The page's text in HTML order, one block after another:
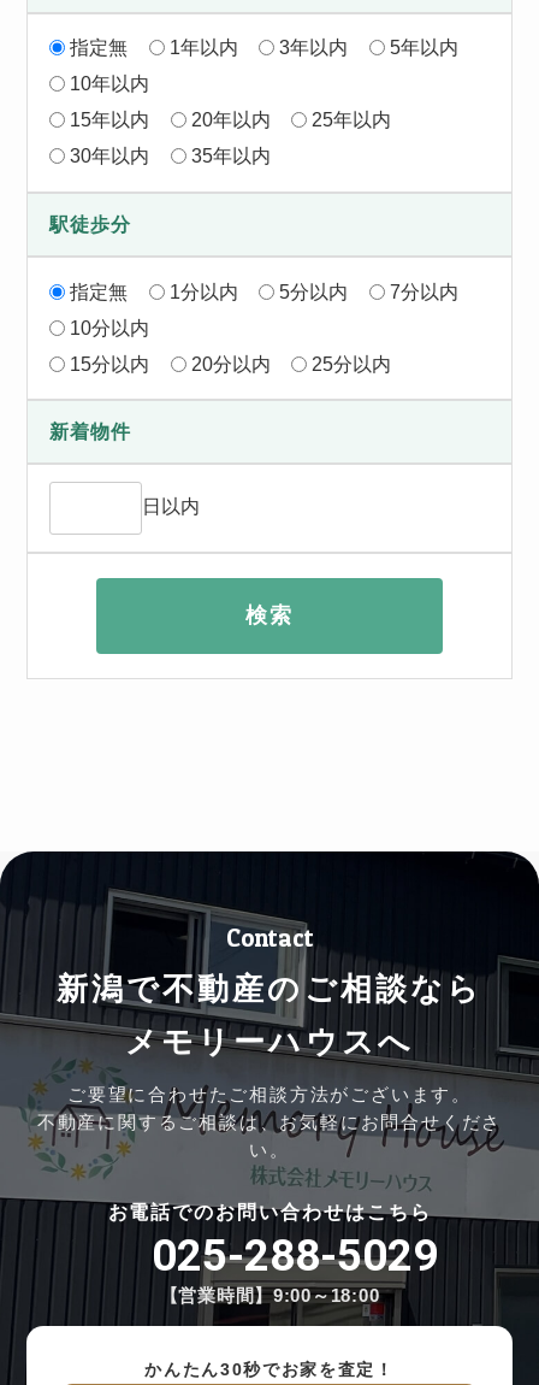
指定無 1年以内 3年以内
5年以内
10年以内
15年以内
20年以内
25年以内
30年以内
35年以内
駅徒歩分
指定無 1分以内 5分以内
7分以内
10分以内
15分以内
20分以内 25分以内
新着物件
日以内
Contact
新潟で不動産のご相談なら
メモリーハウスへ
ご要望に合わせたご相談方法がございます。
不動産に関するご相談は、お気軽にお問合せくださ
い。
お電話でのお問い合わせはこちら
025-288-5029
【営業時間】9:00～18:00
かんたん30秒でお家を査定！